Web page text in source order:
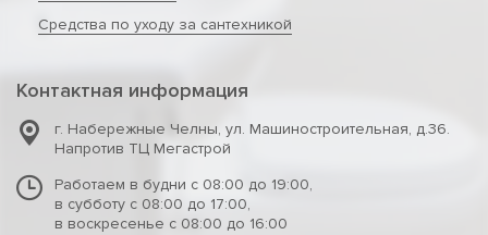
Средства по уходу за сантехникой
Контактная информация
г. Набережные Челны, ул. Машиностроительная, д.36.
Напротив ТЦ Мегастрой
Работаем в будни с 08:00 до 19:00,
в субботу с 08:00 до 17:00,
в воскресенье с 08:00 до 16:00